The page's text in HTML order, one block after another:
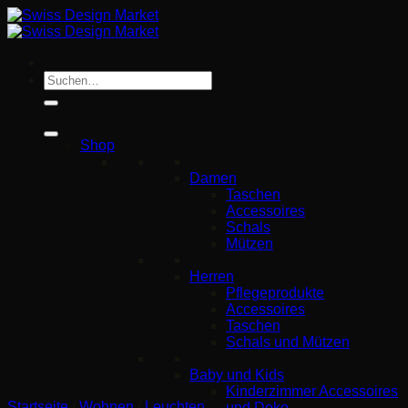
Zum
Inhalt
Suche
nach:
Shop
Damen
Taschen
Accessoires
Schals
Mützen
Herren
Pflegeprodukte
Accessoires
Taschen
Schals und Mützen
Baby und Kids
Kinderzimmer Accessoires